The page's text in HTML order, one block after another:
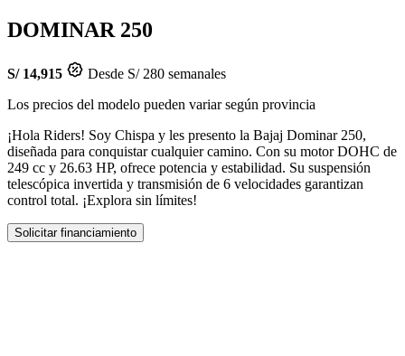
DOMINAR 250
S/ 14,915
Desde S/ 280 semanales
Los precios del modelo pueden variar según provincia
¡Hola Riders! Soy Chispa y les presento la Bajaj Dominar 250,
diseñada para conquistar cualquier camino. Con su motor DOHC de
249 cc y 26.63 HP, ofrece potencia y estabilidad. Su suspensión
telescópica invertida y transmisión de 6 velocidades garantizan
control total. ¡Explora sin límites!
Solicitar financiamiento